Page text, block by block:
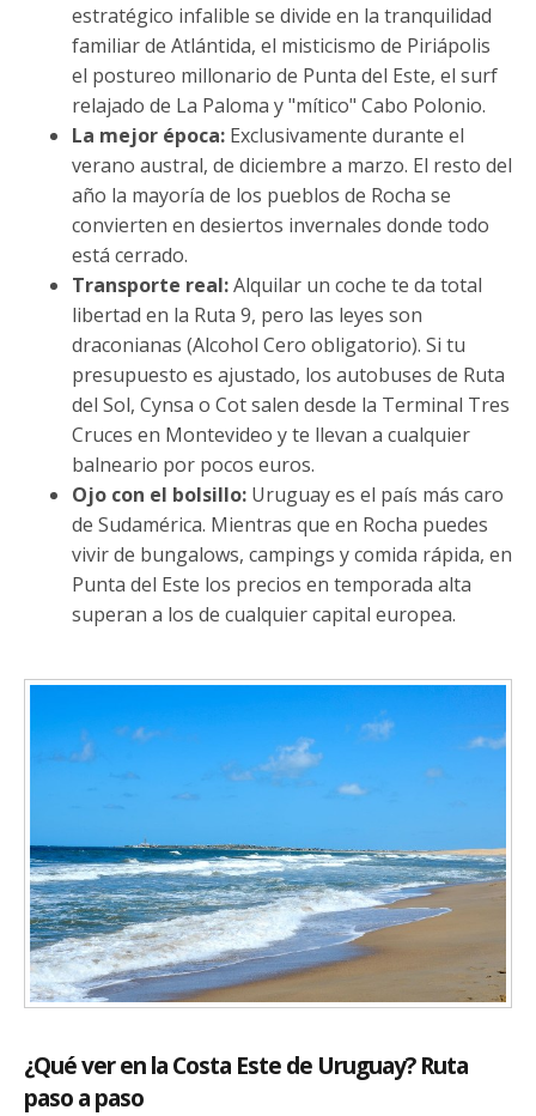
estratégico infalible se divide en la tranquilidad
familiar de Atlántida, el misticismo de Piriápolis
el postureo millonario de Punta del Este, el surf
relajado de La Paloma y "mítico" Cabo Polonio.
La mejor época: Exclusivamente durante el
verano austral, de diciembre a marzo. El resto del
año la mayoría de los pueblos de Rocha se
convierten en desiertos invernales donde todo
está cerrado.
Transporte real:Alquilar un coche te da total
libertad en la Ruta 9, pero las leyes son
draconianas (Alcohol Cero obligatorio). Si tu
presupuesto es ajustado, los autobuses de Ruta
del Sol, Cynsa o Cot salen desde la Terminal Tres
Cruces en Montevideo y te llevan a cualquier
balneario por pocos euros.
Ojo con el bolsillo: Uruguay es el país más caro
de Sudamérica. Mientras que en Rocha puedes
vivir de bungalows, campings y comida rápida, en
Punta del Este los precios en temporada alta
superan a los de cualquier capital europea.
¿Qué ver en la Costa Este de Uruguay? Ruta
paso a paso